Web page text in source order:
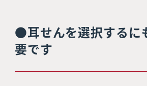
●耳せんを選択するに
要です